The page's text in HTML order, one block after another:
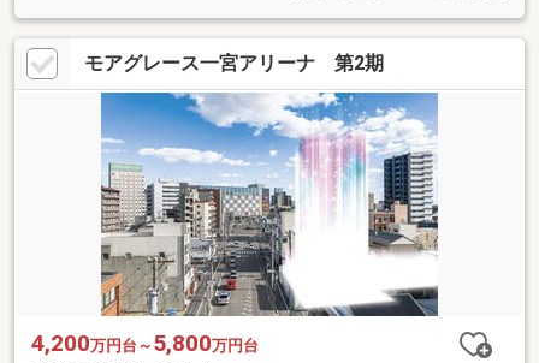
モアグレース一宮アリーナ 第2期
4,200万円台～ 5,800万円台